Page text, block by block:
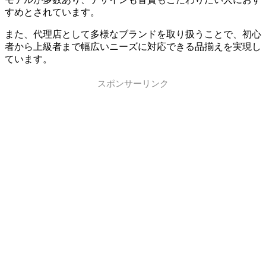
すめとされています。
また、代理店として多様なブランドを取り扱うことで、初心
者から上級者まで幅広いニーズに対応できる品揃えを実現し
ています。
スポンサーリンク